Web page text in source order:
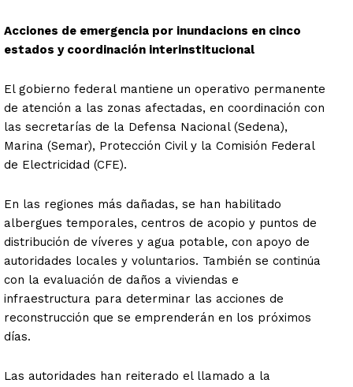
Acciones de emergencia por inundacions en cinco
estados y coordinación interinstitucional
El gobierno federal mantiene un operativo permanente
de atención a las zonas afectadas, en coordinación con
las secretarías de la Defensa Nacional (Sedena),
Marina (Semar), Protección Civil y la Comisión Federal
de Electricidad (CFE).
En las regiones más dañadas, se han habilitado
albergues temporales, centros de acopio y puntos de
distribución de víveres y agua potable, con apoyo de
autoridades locales y voluntarios. También se continúa
con la evaluación de daños a viviendas e
infraestructura para determinar las acciones de
reconstrucción que se emprenderán en los próximos
días.
Las autoridades han reiterado el llamado a la